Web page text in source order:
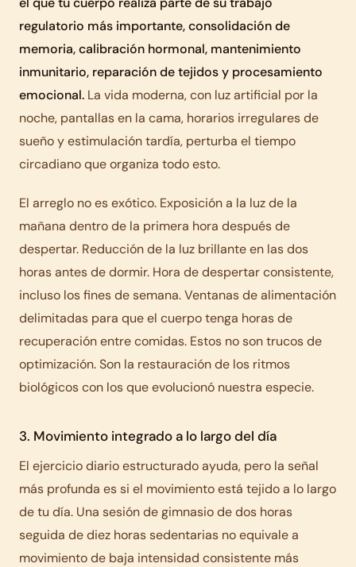
regulatorio más importante, consolidación de
memoria, calibración hormonal, mantenimiento
inmunitario, reparación de tejidos y procesamiento
emocional. La vida moderna, con luz artificial por la
noche, pantallas en la cama, horarios irregulares de
sueño y estimulación tardía, perturba el tiempo
circadiano que organiza todo esto.
El arreglo no es exótico. Exposición a la luz de la
mañana dentro de la primera hora después de
despertar. Reducción de la luz brillante en las dos
horas antes de dormir. Hora de despertar consistente,
incluso los fines de semana. Ventanas de alimentación
delimitadas para que el cuerpo tenga horas de
recuperación entre comidas. Estos no son trucos de
optimización. Son la restauración de los ritmos
biológicos con los que evolucionó nuestra especie.
3. Movimiento integrado a lo largo del día
El ejercicio diario estructurado ayuda, pero la señal
más profunda es si el movimiento está tejido a lo largo
de tu día. Una sesión de gimnasio de dos horas
seguida de diez horas sedentarias no equivale a
movimiento de baja intensidad consistente más